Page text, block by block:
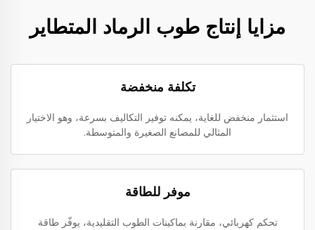
مزايا إنتاج طوب الرماد المتطاير
تكلفة منخفضة
استثمار منخفض للغاية، يمكنه توفير التكاليف بسرعة، وهو الاختيار
المثالي للمصانع الصغيرة والمتوسطة.
موفر للطاقة
تحكم كهربائي، مقارنة بماكينات الطوب التقليدية، يوفّر طاقة